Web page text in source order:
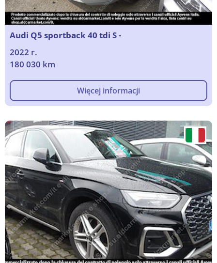
Audi Q5 sportback 40 tdi S -
2022 г.
180 030 km
Więcej informacji